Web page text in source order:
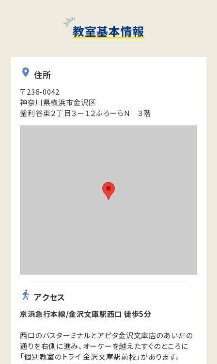
教室基本情報
住所
〒236-0042
神奈川県横浜市金沢区
釜利谷東２丁目３－１２ふろーらN ３階
アクセス
京浜急行本線/金沢文庫駅西口 徒歩5分
西口のバスターミナルとアピタ金沢文庫店のあいだの
通りを右側に進み、オーケーを越えたすぐのところに
「個別教室のトライ 金沢文庫駅前校」があります。